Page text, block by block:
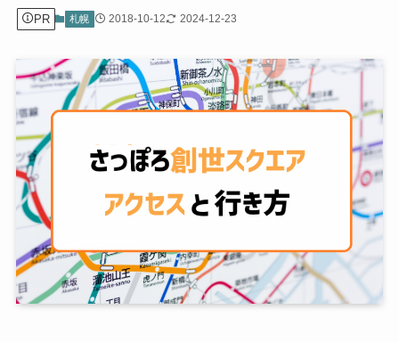
PR 札幌 2018-10-12 2024-12-23